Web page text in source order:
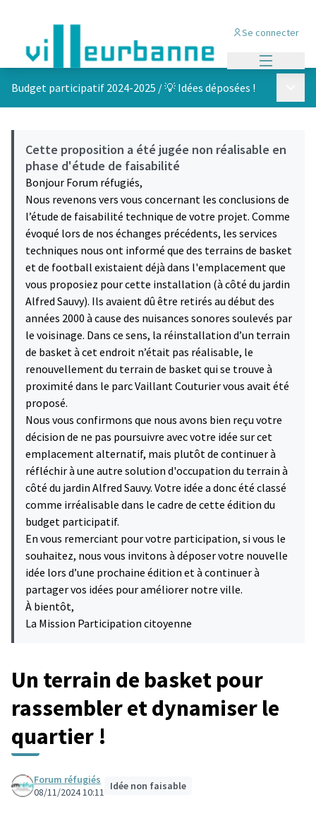
Se connecter
Budget participatif 2024-2025 /💡 Idées déposées !
Cette proposition a été jugée non réalisable en
phase d'étude de faisabilité
Bonjour Forum réfugiés,
Nous revenons vers vous concernant les conclusions de
l’étude de faisabilité technique de votre projet. Comme
évoqué lors de nos échanges précédents, les services
techniques nous ont informé que des terrains de basket
et de football existaient déjà dans l'emplacement que
vous proposiez pour cette installation (à côté du jardin
Alfred Sauvy). Ils avaient dû être retirés au début des
années 2000 à cause des nuisances sonores soulevés par
le voisinage. Dans ce sens, la réinstallation d’un terrain
de basket à cet endroit n’était pas réalisable, le
renouvellement du terrain de basket qui se trouve à
proximité dans le parc Vaillant Couturier vous avait été
proposé.
Nous vous confirmons que nous avons bien reçu votre
décision de ne pas poursuivre avec votre idée sur cet
emplacement alternatif, mais plutôt de continuer à
réfléchir à une autre solution d'occupation du terrain à
côté du jardin Alfred Sauvy. Votre idée a donc été classé
comme irréalisable dans le cadre de cette édition du
budget participatif.
En vous remerciant pour votre participation, si vous le
souhaitez, nous vous invitons à déposer votre nouvelle
idée lors d’une prochaine édition et à continuer à
partager vos idées pour améliorer notre ville.
À bientôt,
La Mission Participation citoyenne
Un terrain de basket pour
rassembler et dynamiser le
quartier !
Forum réfugiés
08/11/2024 10:11 Idée non faisable